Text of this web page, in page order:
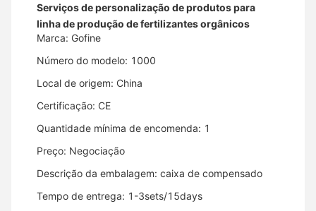
Serviços de personalização de produtos para
linha de produção de fertilizantes orgânicos
Marca: Gofine
Número do modelo: 1000
Local de origem: China
Certificação: CE
Quantidade mínima de encomenda: 1
Preço: Negociação
Descrição da embalagem: caixa de compensado
Tempo de entrega: 1-3sets/15days